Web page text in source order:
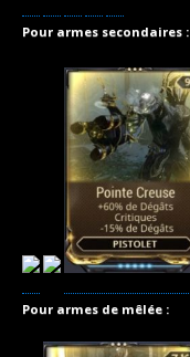
Pour armes secondaires :
Pour armes de mêlée :